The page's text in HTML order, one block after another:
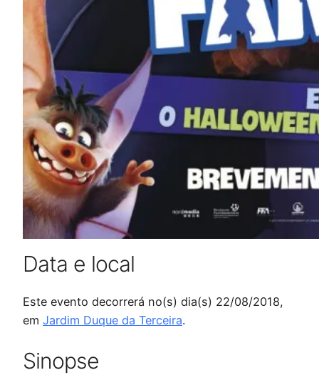
Data e local
Este evento decorrerá no(s) dia(s) 22/08/2018,
em Jardim Duque da Terceira.
Sinopse